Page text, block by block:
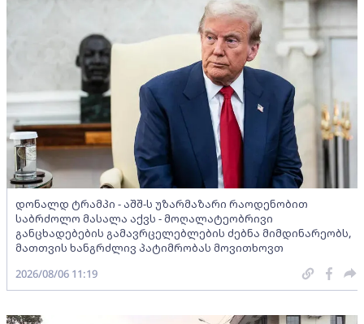
დონალდ ტრამპი - აშშ-ს უზარმაზარი რაოდენობით
საბრძოლო მასალა აქვს - მოღალატეობრივი
განცხადებების გამავრცელებლების ძებნა მიმდინარეობს,
მათთვის ხანგრძლივ პატიმრობას მოვითხოვთ
2026/08/06 11:19